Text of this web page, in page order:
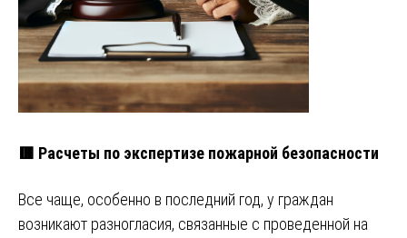
🟥 Расчеты по экспертизе пожарной безопасности
Все чаще, особенно в последний год, у граждан
возникают разногласия, связанные с проведенной на